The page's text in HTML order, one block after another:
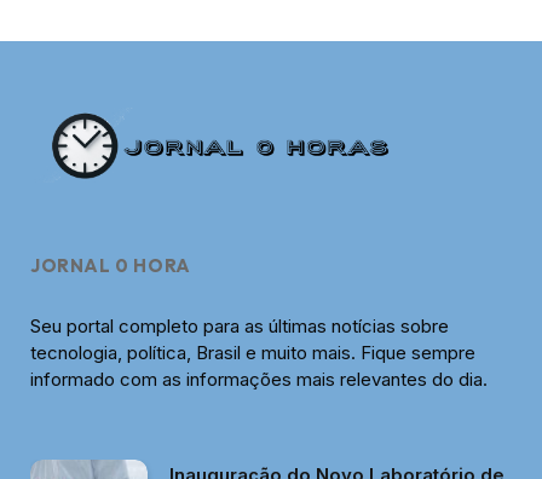
JORNAL 0 HORA
Seu portal completo para as últimas notícias sobre
tecnologia, política, Brasil e muito mais. Fique sempre
informado com as informações mais relevantes do dia.